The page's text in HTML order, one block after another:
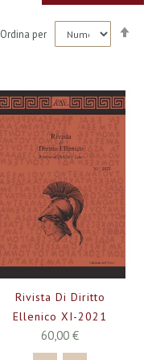
Ordina per
Rivista Di Diritto
Ellenico XI-2021
60,00 €